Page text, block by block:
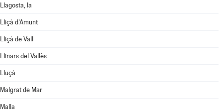
Llagosta, la
Lliçà d'Amunt
Lliçà de Vall
Llinars del Vallès
Lluçà
Malgrat de Mar
Malla